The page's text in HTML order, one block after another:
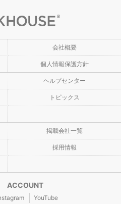
会社概要
個人情報保護方針
ヘルプセンター
トピックス
掲載会社一覧
採用情報
ACCOUNT
YouTube